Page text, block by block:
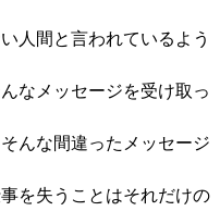
人間と言われているよう
なメッセージを受け取っ
んな間違ったメッセージ
を失うことはそれだけの